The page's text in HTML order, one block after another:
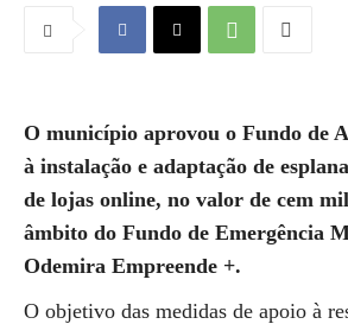
O município aprovou o Fundo de
à instalação e adaptação de
de lojas online, no valor de cem
âmbito do Fundo de Emergência
Odemira Empreende +.
O objetivo das medidas de apoio à